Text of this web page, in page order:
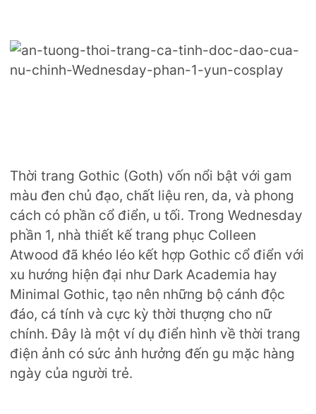
Thời trang Gothic (Goth) vốn nổi bật với gam
màu đen chủ đạo, chất liệu ren, da, và phong
cách có phần cổ điển, u tối. Trong Wednesday
phần 1, nhà thiết kế trang phục Colleen
Atwood đã khéo léo kết hợp Gothic cổ điển với
xu hướng hiện đại như Dark Academia hay
Minimal Gothic, tạo nên những bộ cánh độc
đáo, cá tính và cực kỳ thời thượng cho nữ
chính. Đây là một ví dụ điển hình về thời trang
điện ảnh có sức ảnh hưởng đến gu mặc hàng
ngày của người trẻ.